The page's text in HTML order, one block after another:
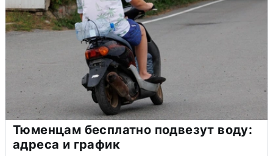
Тюменцам бесплатно подвезут воду:
адреса и график